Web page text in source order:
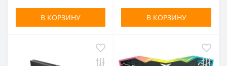
В КОРЗИНУ В КОРЗИНУ